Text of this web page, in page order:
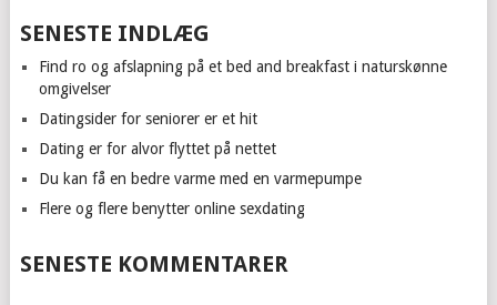
SENESTE INDLÆG
Find ro og afslapning på et bed and breakfast i naturskønne
omgivelser
Datingsider for seniorer er et hit
Dating er for alvor flyttet på nettet
Du kan få en bedre varme med en varmepumpe
Flere og flere benytter online sexdating
SENESTE KOMMENTARER